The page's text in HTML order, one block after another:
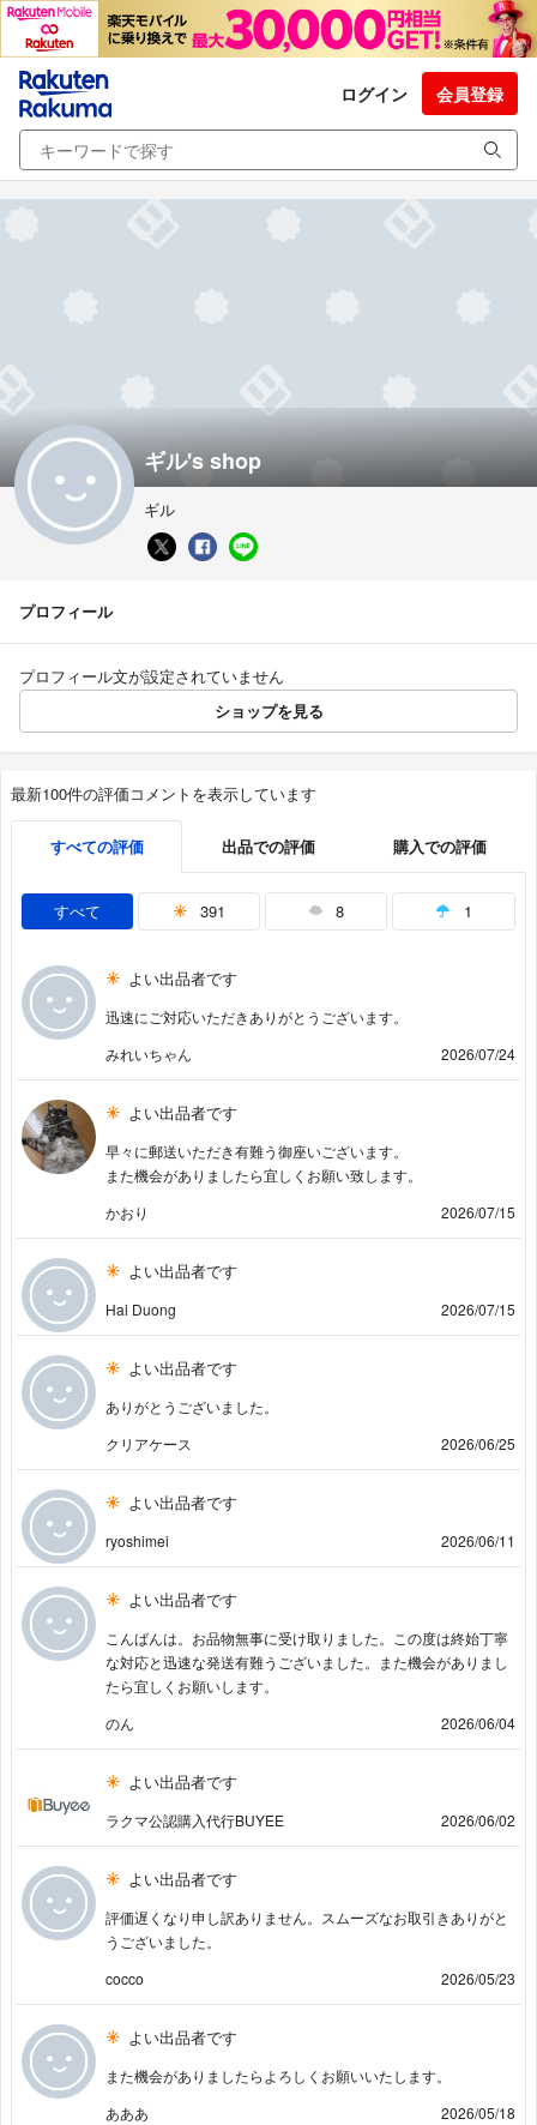
ログイン 会員登録
ギル's shop
ギル
プロフィール
プロフィール文が設定されていません
ショップを見る
最新100件の評価コメントを表示しています
すべての評価 出品での評価 購入での評価
すべて 391 8 1
よい出品者です
迅速にご対応いただきありがとうございます。
みれいちゃん
2026/07/24
よい出品者です
早々に郵送いただき有難う御座いございます。
また機会がありましたら宜しくお願い致します。
かおり
2026/07/15
よい出品者です
Hai Duong 2026/07/15
よい出品者です
ありがとうございました。
クリアケース
2026/06/25
よい出品者です
ryoshimei 2026/06/11
よい出品者です
こんばんは。お品物無事に受け取りました。この度は終始丁寧
な対応と迅速な発送有難うございました。また機会がありまし
たら宜しくお願いします。
のん
2026/06/04
よい出品者です
ラクマ公認購入代行BUYEE 2026/06/02
よい出品者です
評価遅くなり申し訳ありません。スムーズなお取引きありがと
うございました。
cocco
2026/05/23
よい出品者です
また機会がありましたらよろしくお願いいたします。
あああ
2026/05/18